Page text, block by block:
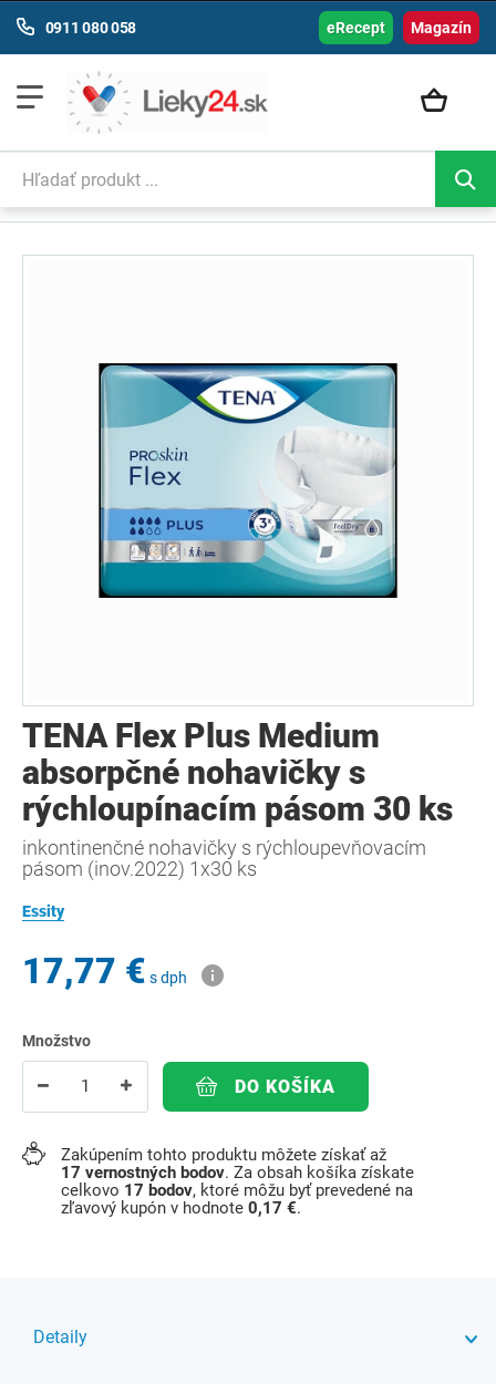
Magazín
0911 080 058 eRecept
TENA Flex Plus Medium
absorpčné nohavičky s
rýchloupínacím pásom 30 ks
inkontinenčné nohavičky s rýchloupevňovacím
pásom (inov.2022) 1x30 ks
Essity
17,77 € s dph
Množstvo
DO KOŠÍKA
Zakúpením tohto produktu môžete získať až
17 vernostných bodov. Za obsah košíka získate
celkovo 17 bodov, ktoré môžu byť prevedené na
zľavový kupón v hodnote 0,17 €.
Detaily